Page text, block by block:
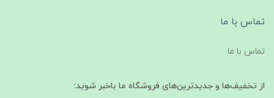
تماس با ما
تماس با ما
از تخفیف‌ها و جدیدترین‌های فروشگاه ما باخبر شوید: